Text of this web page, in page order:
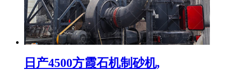
日产4500方霞石机制砂机,